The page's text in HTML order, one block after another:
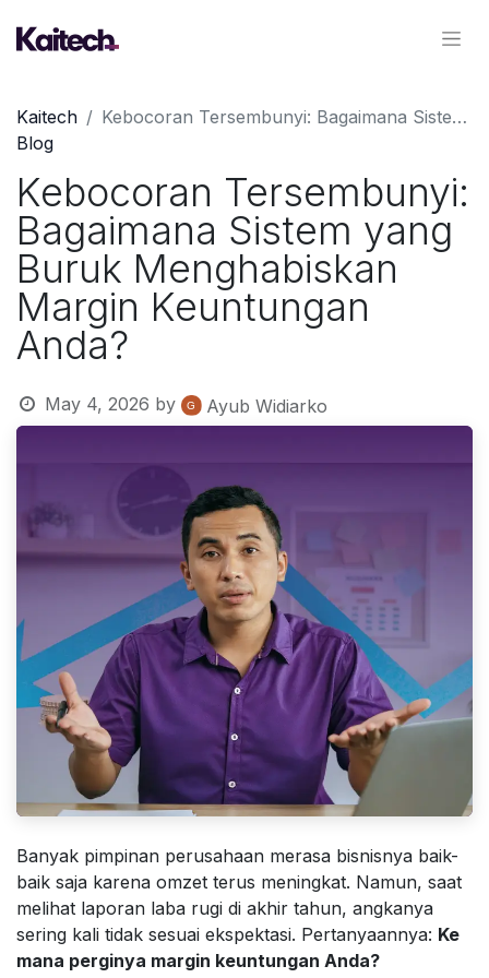
Kaitech
Blog
Kebocoran Tersembunyi: Bagaimana Sistem yang Buruk Menghabiskan Margin Keuntungan Anda?
Kebocoran Tersembunyi:
Bagaimana Sistem yang
Buruk Menghabiskan
Margin Keuntungan
Anda?
May 4, 2026 by Ayub Widiarko
Banyak pimpinan perusahaan merasa bisnisnya baik-
baik saja karena omzet terus meningkat. Namun, saat
melihat laporan laba rugi di akhir tahun, angkanya
sering kali tidak sesuai ekspektasi. Pertanyaannya: Ke
mana perginya margin keuntungan Anda?